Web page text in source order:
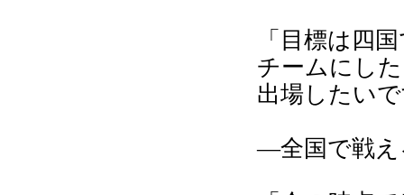
「目標は四
チームにし
出場したい
―全国で戦え